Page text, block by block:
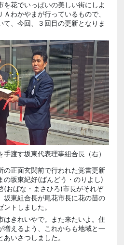
を花でいっぱいの美しい街にしよ
わかやまが行っているもので、
て、今回、３回目の更新となりま
渡す坂東代表理事組合長（右）
の正面玄関前で行われた覚書更新
の坂東紀好(ばんどう・のりよし)
(おばな・まさひろ)市長がそれぞ
坂東組合長が尾花市長に花の苗の
トしました。
はきれいやで。また来たいよ。住
増えるよう、これからも地域と一
いさつしました。